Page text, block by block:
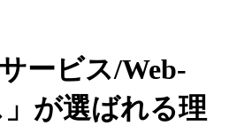
ービス/Web-
が選ばれる理